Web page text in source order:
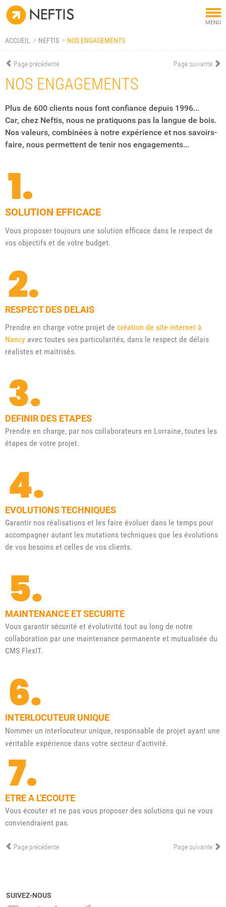
MENU
ACCUEIL NEFTIS NOS ENGAGEMENTS
Page précédente Page suivante
NOS ENGAGEMENTS
Plus de 600 clients nous font confiance depuis 1996...
Car, chez Neftis, nous ne pratiquons pas la langue de bois.
Nos valeurs, combinées à notre expérience et nos savoirs-
faire, nous permettent de tenir nos engagements...
SOLUTION EFFICACE
Vous proposer toujours une solution efficace dans le respect de
vos objectifs et de votre budget.
RESPECT DES DELAIS
Prendre en charge votre projet de création de site internet à
Nancy avec toutes ses particularités, dans le respect de délais
réalistes et maitrisés.
DEFINIR DES ETAPES
Prendre en charge, par nos collaborateurs en Lorraine, toutes les
étapes de votre projet.
EVOLUTIONS TECHNIQUES
Garantir nos réalisations et les faire évoluer dans le temps pour
accompagner autant les mutations techniques que les évolutions
de vos besoins et celles de vos clients.
MAINTENANCE ET SECURITE
Vous garantir sécurité et évolutivité tout au long de notre
collaboration par une maintenance permanente et mutualisée du
CMS FlexIT.
INTERLOCUTEUR UNIQUE
Nommer un interlocuteur unique, responsable de projet ayant une
véritable expérience dans votre secteur d'activité.
ETRE A L'ECOUTE
Vous écouter et ne pas vous proposer des solutions qui ne vous
conviendraient pas.
Page précédente Page suivante
SUIVEZ-NOUS